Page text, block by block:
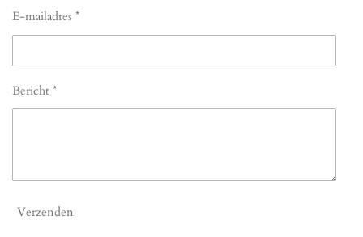
E-mailadres *
Bericht *
Verzenden